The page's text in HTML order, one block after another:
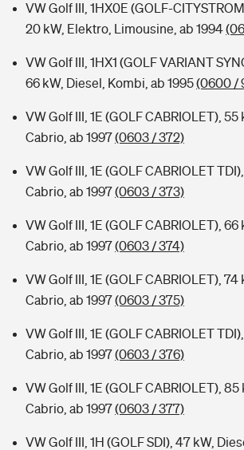
VW Golf III, 1HX0E (GOLF-
20 kW, Elektro, Limousine, ab 1994
VW Golf III, 1HX1 (GOLF VARIANT
66 kW, Diesel, Kombi, ab 1995(0600 /
VW Golf III, 1E (GOLF CABRIOLET), 55
Cabrio, ab 1997(0603 / 372)
VW Golf III, 1E (GOLF CABRIOLET
Cabrio, ab 1997(0603 / 373)
VW Golf III, 1E (GOLF CABRIOLET), 66
Cabrio, ab 1997(0603 / 374)
VW Golf III, 1E (GOLF CABRIOLET), 74
Cabrio, ab 1997(0603 / 375)
VW Golf III, 1E (GOLF CABRIOLET
Cabrio, ab 1997(0603 / 376)
VW Golf III, 1E (GOLF CABRIOLET), 85
Cabrio, ab 1997(0603 / 377)
VW Golf III, 1H (GOLF SDI), 47 kW,